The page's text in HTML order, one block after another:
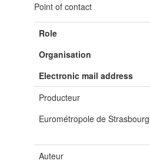
Point of contact
Role
Organisation
Electronic mail address
Producteur
Eurométropole de Strasbourg
Auteur